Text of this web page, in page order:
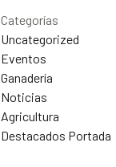
Categorías
Uncategorized
Eventos
Ganadería
Noticias
Agricultura
Destacados Portada